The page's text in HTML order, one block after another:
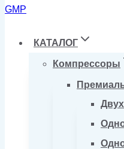
КАТАЛОГ
Компрессоры